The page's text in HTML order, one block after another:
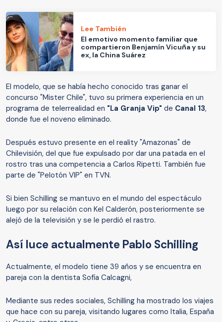
Lee También
El emotivo momento familiar que
compartieron Benjamín Vicuña y su
ex, la China Suárez
El modelo, que se había hecho conocido tras ganar el
concurso "Mister Chile", tuvo su primera experiencia en un
programa de telerrealidad en "La Granja Vip" de Canal 13,
donde fue el noveno eliminado.
Después estuvo presente en el reality "Amazonas" de
Chilevisión, del que fue expulsado por dar una patada en el
rostro tras una competencia a Carlos Ripetti. También fue
parte de "Pelotón VIP" en TVN.
Si bien Schilling se mantuvo en el mundo del espectáculo
luego por su relación con Kel Calderón, posteriormente se
alejó de la televisión y se le perdió el rastro.
Así luce actualmente Pablo Schilling
Actualmente, el modelo tiene 39 años y se encuentra en
pareja con la dentista Sofía Calcagni,
Mediante sus redes sociales, Schilling ha mostrado los viajes
que hace con su pareja, visitando lugares como Italia, España